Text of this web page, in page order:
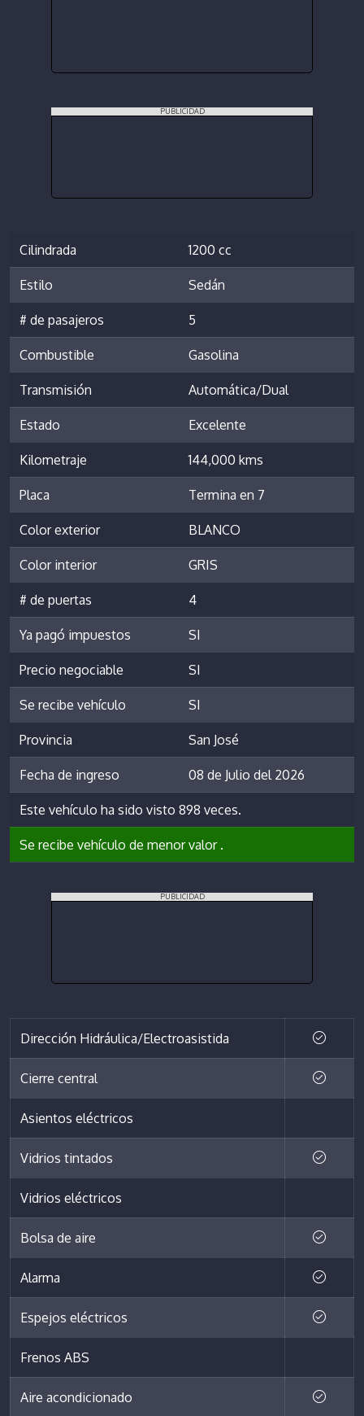
PUBLICIDAD
Cilindrada 1200 cc
Estilo Sedán
# de pasajeros 5
Combustible Gasolina
Transmisión Automática/Dual
Estado Excelente
Kilometraje 144,000 kms
Placa Termina en 7
Color exterior BLANCO
Color interior GRIS
# de puertas 4
Ya pagó impuestos SI
Precio negociable SI
Se recibe vehículo SI
Provincia San José
Fecha de ingreso 08 de Julio del 2026
Este vehículo ha sido visto 898 veces.
Se recibe vehículo de menor valor .
PUBLICIDAD
Dirección Hidráulica/Electroasistida
Cierre central
Asientos eléctricos
Vidrios tintados
Vidrios eléctricos
Bolsa de aire
Alarma
Espejos eléctricos
Frenos ABS
Aire acondicionado